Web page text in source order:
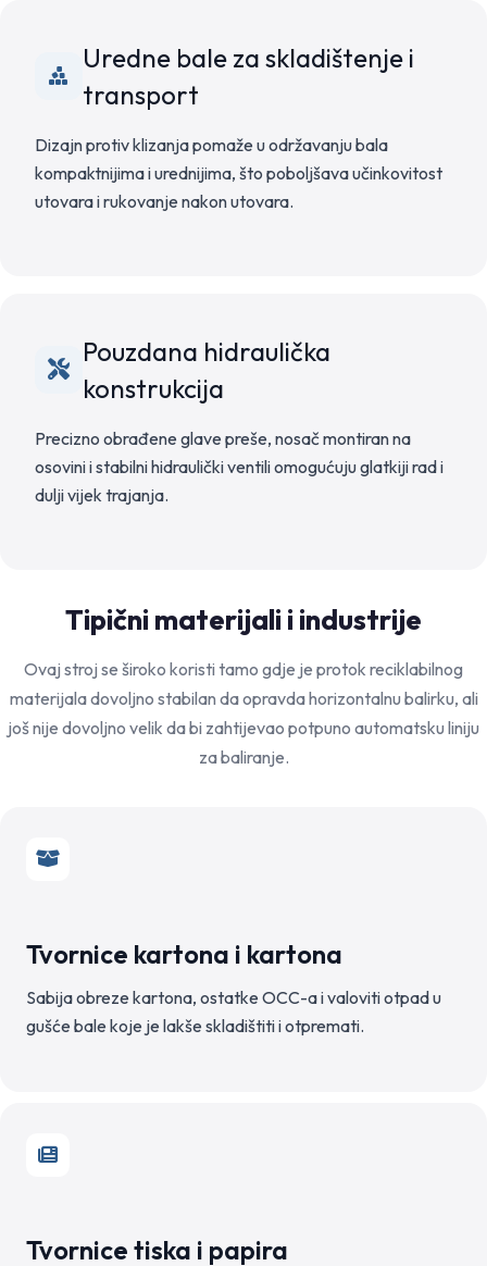
Uredne bale za skladištenje i
transport
Dizajn protiv klizanja pomaže u održavanju bala
kompaktnijima i urednijima, što poboljšava učinkovitost
utovara i rukovanje nakon utovara.
Pouzdana hidraulička
konstrukcija
Precizno obrađene glave preše, nosač montiran na
osovini i stabilni hidraulički ventili omogućuju glatkiji rad i
dulji vijek trajanja.
Tipični materijali i industrije
Ovaj stroj se široko koristi tamo gdje je protok reciklabilnog
materijala dovoljno stabilan da opravda horizontalnu balirku, ali
još nije dovoljno velik da bi zahtijevao potpuno automatsku liniju
za baliranje.
Tvornice kartona i kartona
Sabija obreze kartona, ostatke OCC-a i valoviti otpad u
gušće bale koje je lakše skladištiti i otpremati.
Tvornice tiska i papira